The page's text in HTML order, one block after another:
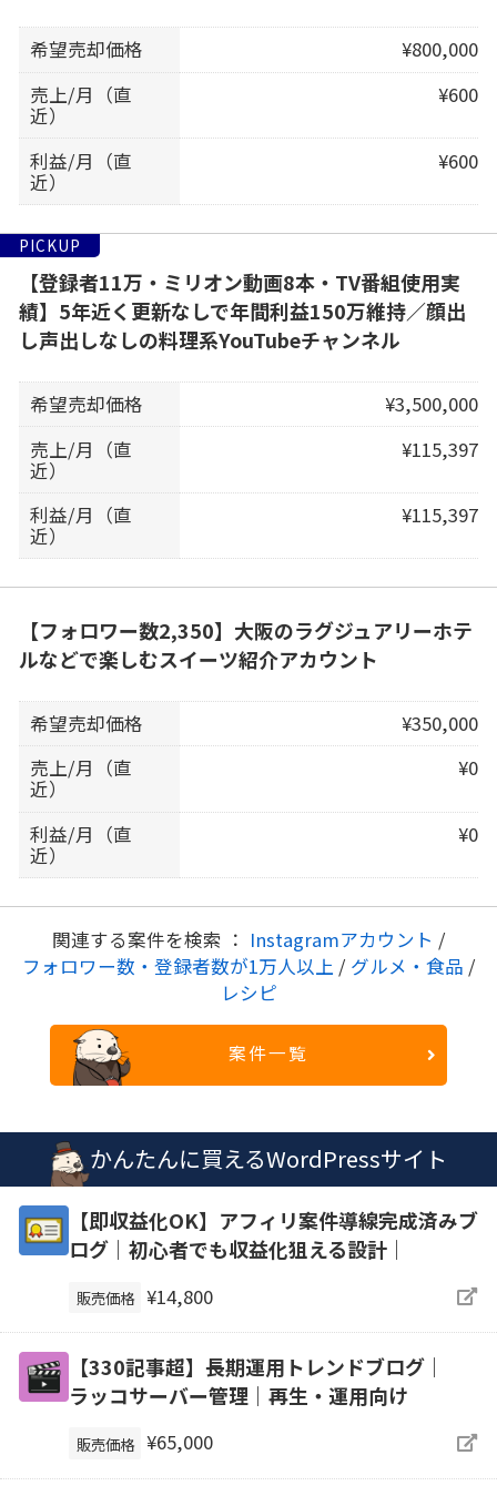
希望売却価格
¥800,000
売上/月（直
近）
¥600
利益/月（直
近）
¥600
PICKUP
【登録者11万・ミリオン動画8本・TV番組使用実
績】5年近く更新なしで年間利益150万維持／顔出
し声出しなしの料理系YouTubeチャンネル
希望売却価格
¥3,500,000
売上/月（直
近）
¥115,397
利益/月（直
近）
¥115,397
【フォロワー数2,350】大阪のラグジュアリーホテ
ルなどで楽しむスイーツ紹介アカウント
希望売却価格
¥350,000
売上/月（直
近）
¥0
利益/月（直
近）
¥0
関連する案件を検索 ： Instagramアカウント /
フォロワー数・登録者数が1万人以上 / グルメ・食品 /
レシピ
案件一覧
かんたんに買えるWordPressサイト
【即収益化OK】アフィリ案件導線完成済みブ
ログ｜初心者でも収益化狙える設計｜
販売価格 ¥14,800
【330記事超】長期運用トレンドブログ｜
ラッコサーバー管理｜再生・運用向け
販売価格 ¥65,000